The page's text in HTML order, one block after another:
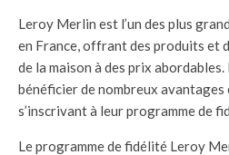
Leroy Merlin est l’un des plus
en France, offrant des produits et
de la maison à des prix
bénéficier de nombreux
s’inscrivant à leur programme de
Le programme de fidélité Leroy